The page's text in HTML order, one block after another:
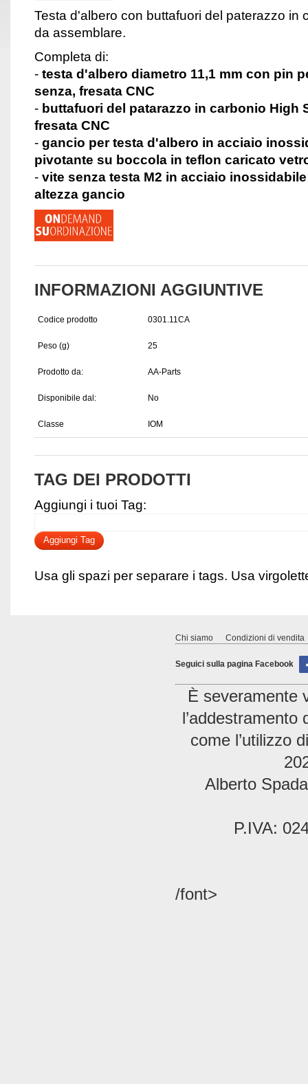
Testa d'albero con buttafuori del paterazzo in
da assemblare.
Completa di:
- testa d'albero diametro 11,1 mm con pin
senza, fresata CNC
- buttafuori del patarazzo in carbonio High
fresata CNC
- gancio per testa d'albero in acciaio
pivotante su boccola in teflon caricato
- vite senza testa M2 in acciaio
altezza gancio
INFORMAZIONI AGGIUNTIVE
Codice prodotto 0301.11CA
Peso (g) 25
Prodotto da: AA-Parts
Disponibile dal: No
Classe IOM
TAG DEI PRODOTTI
Aggiungi i tuoi Tag:
Aggiungi Tag
Usa gli spazi per separare i tags. Usa
Chi siamo Condizioni di vendita
Seguici sulla pagina Facebook
È severamente
come l’utilizzo
Alberto
P.IVA:
/font>